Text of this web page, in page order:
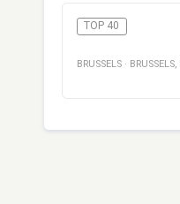
TOP 40
BRUSSELS · BRUSSELS,